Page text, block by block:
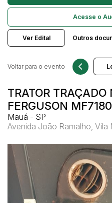
Motos
SUV
Acesse o
Ver Edital Outros
TRATOR TRAÇADO
FERGUSON
Mauá - SP
Avenida João Ramalho, Vila
Voltar para o evento